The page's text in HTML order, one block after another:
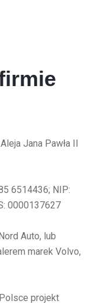
Jana Pawła II
6514436; NIP:
0000137627
Auto, lub
marek Volvo,
projekt